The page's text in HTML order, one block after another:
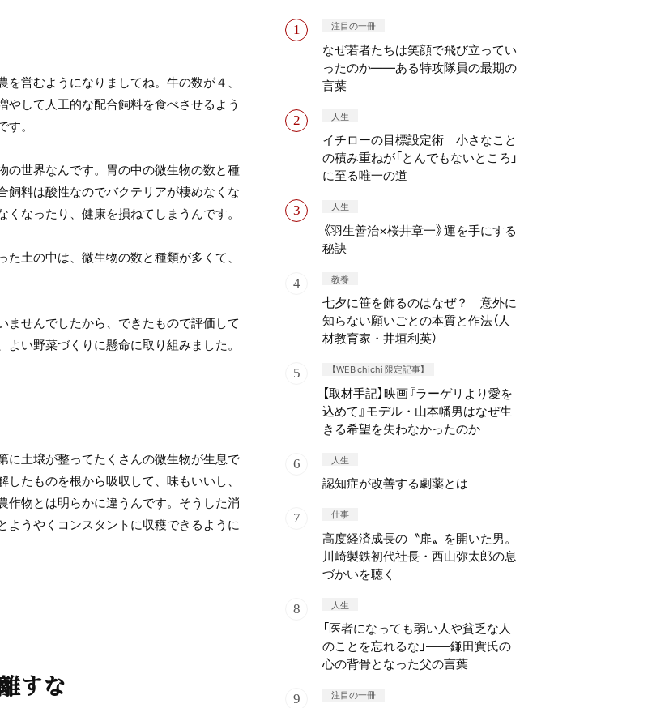
営むようになりましてね。牛の数が４、
して人工的な配合飼料を食べさせるよう
。
の世界なんです。胃の中の微生物の数と種
料は酸性なのでバクテリアが棲めなくな
なったり、健康を損ねてしまうんです。
土の中は、微生物の数と種類が多くて、
せんでしたから、できたもので評価して
い野菜づくりに懸命に取り組みました。
に土壌が整ってたくさんの微生物が生息で
たものを根から吸収して、味もいいし、
物とは明らかに違うんです。そうした消
ようやくコンスタントに収穫できるように
すな
注目の一冊
なぜ若者たちは笑顔で飛び立ってい
ったのか——ある特攻隊員の最期の
言葉
人生
イチローの目標設定術｜小さなこと
の積み重ねが「とんでもないところ」
に至る唯一の道
人生
《羽生善治×桜井章一》運を手にする
秘訣
教養
七夕に笹を飾るのはなぜ？ 意外に
知らない願いごとの本質と作法（人
材教育家・井垣利英）
【WEB chichi 限定記事】
【取材手記】映画『ラーゲリより愛を
込めて』モデル・山本幡男はなぜ生
きる希望を失わなかったのか
人生
認知症が改善する劇薬とは
仕事
高度経済成長の〝扉〟を開いた男。
川崎製鉄初代社長・西山弥太郎の息
づかいを聴く
人生
「医者になっても弱い人や貧乏な人
のことを忘れるな」——鎌田實氏の
心の背骨となった父の言葉
注目の一冊